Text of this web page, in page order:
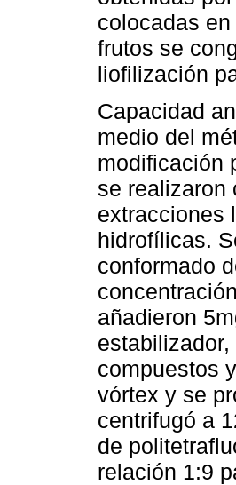
colocadas
frutos se
liofilización
Capacidad
medio del
modificación
se realizaron
extracciones
hidrofílicas.
conformado
añadieron
compuestos
vórtex y se
centrifugó a
de
relación 1:9